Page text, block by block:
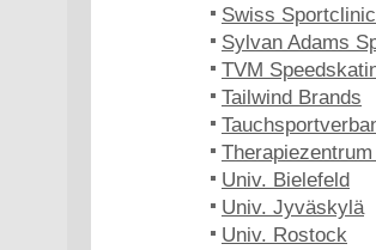
Swiss Sportclinic
Sylvan Adams
TVM
Tailwind Brands
Univ. Bielefeld
Univ. Jyväskylä
Univ. Rostock